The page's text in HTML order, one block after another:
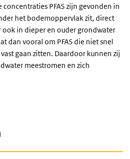
PFAS zijn gevonden in
het bodemoppervlak zit, direct
in dieper en ouder grondwater
dan vooral om PFAS die niet snel
gaan zitten. Daardoor kunnen zij
meestromen en zich